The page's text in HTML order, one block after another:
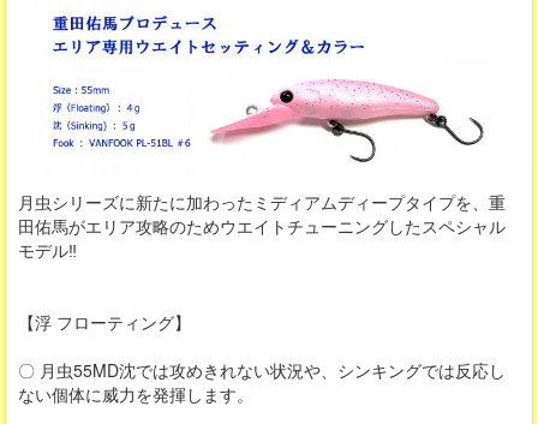
月虫シリーズに新たに加わったミディアムディープタイプを、重
田佑馬がエリア攻略のためウエイトチューニングしたスペシャル
モデル‼
【浮 フローティング】
〇 月虫55MD沈では攻めきれない状況や、シンキングでは反応し
ない個体に威力を発揮します。